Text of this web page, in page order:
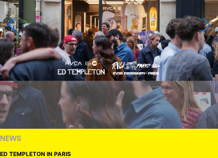
NEWS
ED TEMPLETON IN PARIS